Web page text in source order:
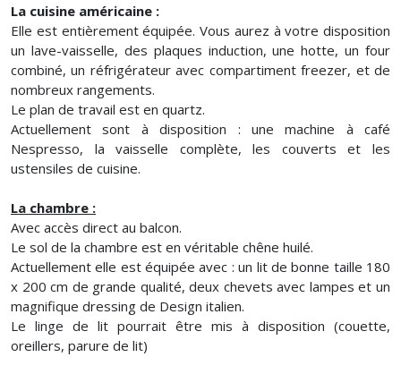
La cuisine américaine :
Elle est entièrement équipée. Vous aurez à votre disposition
un lave-vaisselle, des plaques induction, une hotte, un four
combiné, un réfrigérateur avec compartiment freezer, et de
nombreux rangements.
Le plan de travail est en quartz.
Actuellement sont à disposition : une machine à café
Nespresso, la vaisselle complète, les couverts et les
ustensiles de cuisine.
La chambre :
Avec accès direct au balcon.
Le sol de la chambre est en véritable chêne huilé.
Actuellement elle est équipée avec : un lit de bonne taille 180
x 200 cm de grande qualité, deux chevets avec lampes et un
magnifique dressing de Design italien.
Le linge de lit pourrait être mis à disposition (couette,
oreillers, parure de lit)